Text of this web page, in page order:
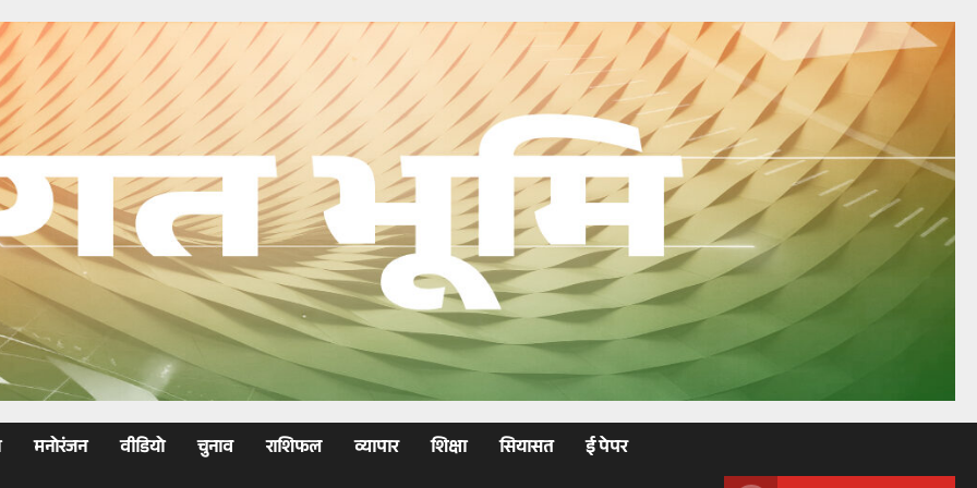
मनोरंजन वीडियो चुनाव राशिफल व्यापार शिक्षा सियासत
ई पेपर